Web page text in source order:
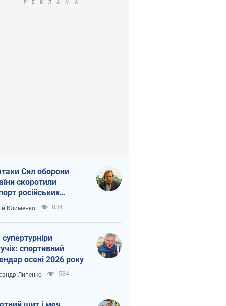
Сил оборони
скоротили
російських
Клименко 834
спортивний
осені 2026 року
Липенко 534